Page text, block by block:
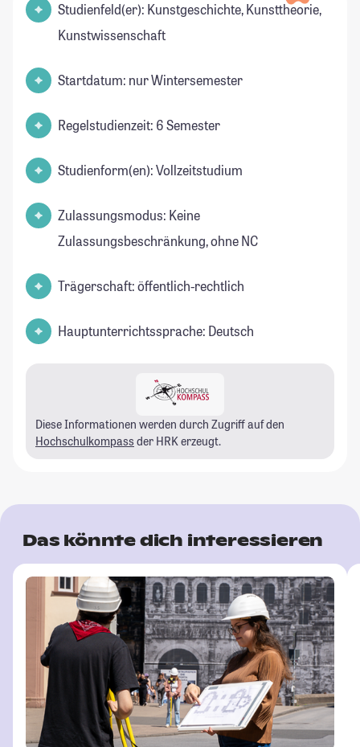
Studienfeld(er): Kunstgeschichte, Kunsttheorie,
Kunstwissenschaft
Startdatum: nur Wintersemester
Regelstudienzeit: 6 Semester
Studienform(en): Vollzeitstudium
Zulassungsmodus: Keine
Zulassungsbeschränkung, ohne NC
Trägerschaft: öffentlich-rechtlich
Hauptunterrichtssprache: Deutsch
Diese Informationen werden durch Zugriff auf den
Hochschulkompass der HRK erzeugt.
Das könnte dich interessieren